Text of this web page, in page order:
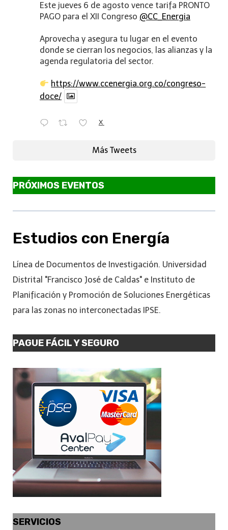
Este jueves 6 de agosto vence tarifa PRONTO
PAGO para el XII Congreso @CC_Energia
Aprovecha y asegura tu lugar en el evento
donde se cierran los negocios, las alianzas y la
agenda regulatoria del sector.
https://www.ccenergia.org.co/congreso-
doce/
X
Más Tweets
PRÓXIMOS EVENTOS
Estudios con Energía
Línea de Documentos de Investigación. Universidad
Distrital "Francisco José de Caldas" e Instituto de
Planificación y Promoción de Soluciones Energéticas
para las zonas no interconectadas IPSE.
PAGUE FÁCIL Y SEGURO
SERVICIOS